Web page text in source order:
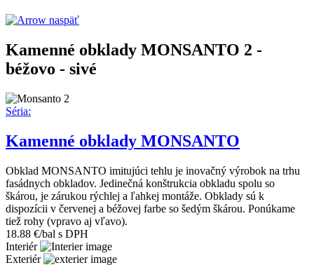
naspäť
Kamenné obklady MONSANTO 2 -
béžovo - sivé
Séria:
Kamenné obklady MONSANTO
Obklad MONSANTO imitujúci tehlu je inovačný výrobok na trhu
fasádnych obkladov. Jedinečná konštrukcia obkladu spolu so
škárou, je zárukou rýchlej a ľahkej montáže. Obklady sú k
dispozícii v červenej a béžovej farbe so šedým škárou. Ponúkame
tiež rohy (vpravo aj vľavo).
18.88 €/bal s DPH
Interiér
Exteriér